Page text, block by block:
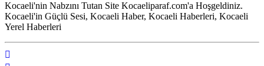
Kocaeli'nin Nabzını Tutan Site Kocaeliparaf.com'a Hoşgeldiniz.
Kocaeli'in Güçlü Sesi, Kocaeli Haber, Kocaeli Haberleri, Kocaeli
Yerel Haberleri